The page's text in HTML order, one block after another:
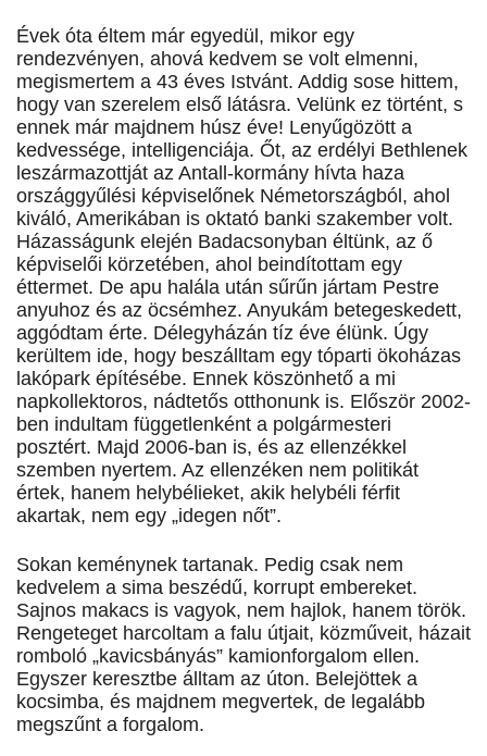
Évek óta éltem már egyedül, mikor egy
rendezvényen, ahová kedvem se volt elmenni,
megismertem a 43 éves Istvánt. Addig sose hittem,
hogy van szerelem első látásra. Velünk ez történt, s
ennek már majdnem húsz éve! Lenyűgözött a
kedvessége, intelligenciája. Őt, az erdélyi Bethlenek
leszármazottját az Antall-kormány hívta haza
országgyűlési képviselőnek Németországból, ahol
kiváló, Amerikában is oktató banki szakember volt.
Házasságunk elején Badacsonyban éltünk, az ő
képviselői körzetében, ahol beindítottam egy
éttermet. De apu halála után sűrűn jártam Pestre
anyuhoz és az öcsémhez. Anyukám betegeskedett,
aggódtam érte. Délegyházán tíz éve élünk. Úgy
kerültem ide, hogy beszálltam egy tóparti ökoházas
lakópark építésébe. Ennek köszönhető a mi
napkollektoros, nádtetős otthonunk is. Először 2002-
ben indultam függetlenként a polgármesteri
posztért. Majd 2006-ban is, és az ellenzékkel
szemben nyertem. Az ellenzéken nem politikát
értek, hanem helybélieket, akik helybéli férfit
akartak, nem egy „idegen nőt”.
Sokan keménynek tartanak. Pedig csak nem
kedvelem a sima beszédű, korrupt embereket.
Sajnos makacs is vagyok, nem hajlok, hanem török.
Rengeteget harcoltam a falu útjait, közműveit, házait
romboló „kavicsbányás” kamionforgalom ellen.
Egyszer keresztbe álltam az úton. Belejöttek a
kocsimba, és majdnem megvertek, de legalább
megszűnt a forgalom.